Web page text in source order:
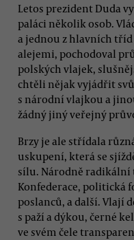
Letos prezident Duda
paláci několik osob.
a jednou z hlavních
alejemi, pochodoval
polských vlajek,
chtěli nějak vyjádřit
s národní vlajkou a
žádný jiný veřejný
Brzy je ale střídala
uskupení, která se
sílu. Národně radikální
Konfederace, politická
poslanců, a další. Vlají
s paží a dýkou, černé
ve svém čele